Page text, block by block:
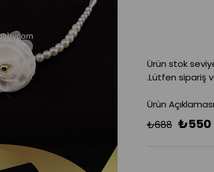
Ürün stok
.Lütfen sipariş
Ürün
₺688 ₺550